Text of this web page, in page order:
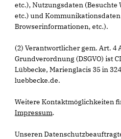
etc.), Nutzungsdaten (Besuchte
etc.) und
Browserinformationen, etc.).
(2) Verantwortlicher gem. Art. 4
Grundverordnung (DSGVO) ist
Lübbecke, Marienglacis 35 in
luebbecke.de.
Weitere Kontaktmöglichkeiten
Impressum.
Unseren